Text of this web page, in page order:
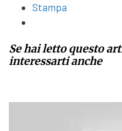
Stampa
Se hai letto questo
interessarti anche